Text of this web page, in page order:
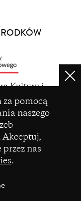
za pomocą
naszego
Akceptuj,
przez nas
.
Kultury i
z Funduszu
celowego
na
1 z dnia 19